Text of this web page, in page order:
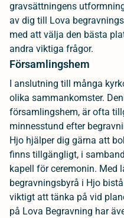
gravsättningens
av dig till Lova
med att välja den bästa
andra viktiga frågor.
Församlingshem
I anslutning till många
olika sammankomster.
församlingshem, är ofta
minnesstund efter
Hjo hjälper dig gärna att
finns tillgängligt, i
kapell för ceremonin. Med
begravningsbyrå i Hjo
viktigt att tänka på vid
på Lova Begravning har